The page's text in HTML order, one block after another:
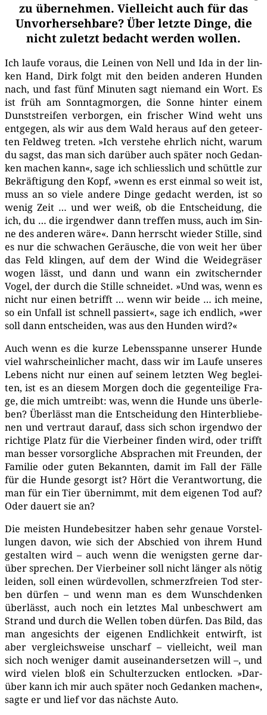
zu übernehmen. Vielleicht auch für das
Unvorhersehbare? Über letzte Dinge, die
nicht zuletzt bedacht werden wollen.
Ich lau­fe vor­aus, die Lei­nen von Nell und Ida in der lin­
ken Hand, Dirk folgt mit den bei­den ande­ren Hun­den
nach, und fast fünf Minu­ten sagt nie­mand ein Wort. Es
ist früh am Sonn­tag­mor­gen, die Son­ne hin­ter einem
Dunst­strei­fen ver­bor­gen, ein fri­scher Wind weht uns
ent­ge­gen, als wir aus dem Wald her­aus auf den geteer­
ten Feld­weg tre­ten. »Ich ver­ste­he ehr­lich nicht, war­um
du sagst, das man sich dar­über auch spä­ter noch Gedan­
ken machen kann«, sage ich schliess­lich und schütt­le zur
Bekräf­ti­gung den Kopf, »wenn es erst ein­mal so weit ist,
muss an so vie­le ande­re Din­ge gedacht wer­den, ist so
wenig Zeit … und wer weiß, ob die Ent­schei­dung, die
ich, du … die irgend­wer dann tref­fen muss, auch im Sin­
ne des ande­ren wäre«. Dann herrscht wie­der Stil­le, sind
es nur die schwa­chen Geräu­sche, die von weit her über
das Feld klin­gen, auf dem der Wind die Wei­de­grä­ser
wogen lässt, und dann und wann ein zwit­schern­der
Vogel, der durch die Stil­le schnei­det. »Und was, wenn es
nicht nur einen betrifft … wenn wir bei­de … ich mei­ne,
so ein Unfall ist schnell pas­siert«, sage ich end­lich, »wer
soll dann ent­schei­den, was aus den Hun­den wird?«
Auch wenn es die kur­ze Lebens­span­ne unse­rer Hun­de
viel wahr­schein­li­cher macht, dass wir im Lau­fe unse­res
Lebens nicht nur einen auf sei­nem letz­ten Weg beglei­
ten, ist es an die­sem Mor­gen doch die gegen­tei­li­ge Fra­
ge, die mich umtreibt: was, wenn die Hun­de uns über­le­
ben? Über­lässt man die Ent­schei­dung den Hin­ter­blie­be­
nen und ver­traut dar­auf, dass sich schon irgend­wo der
rich­ti­ge Platz für die Vier­bei­ner fin­den wird, oder trifft
man bes­ser vor­sorg­li­che Abspra­chen mit Freun­den, der
Fami­lie oder guten Bekann­ten, damit im Fall der Fäl­le
für die Hun­de gesorgt ist? Hört die Ver­ant­wor­tung, die
man für ein Tier über­nimmt, mit dem eige­nen Tod auf?
Oder dau­ert sie an?
Die meis­ten Hun­de­be­sit­zer haben sehr genaue Vor­stel­
lun­gen davon, wie sich der Abschied von ihrem Hund
gestal­ten wird – auch wenn die wenigs­ten ger­ne dar­
über spre­chen. Der Vier­bei­ner soll nicht län­ger als nötig
lei­den, soll einen wür­de­vol­len, schmerz­frei­en Tod ster­
ben dür­fen – und wenn man es dem Wunsch­den­ken
über­lässt, auch noch ein letz­tes Mal unbe­schwert am
Strand und durch die Wel­len toben dür­fen. Das Bild, das
man ange­sichts der eige­nen End­lich­keit ent­wirft, ist
aber ver­gleichs­wei­se unscharf – viel­leicht, weil man
sich noch weni­ger damit aus­ein­an­der­set­zen will –, und
wird vie­len bloß ein Schul­ter­zu­cken ent­lo­cken. »Dar­
über kann ich mir auch spä­ter noch Gedan­ken machen«,
sag­te er und lief vor das nächs­te Auto.